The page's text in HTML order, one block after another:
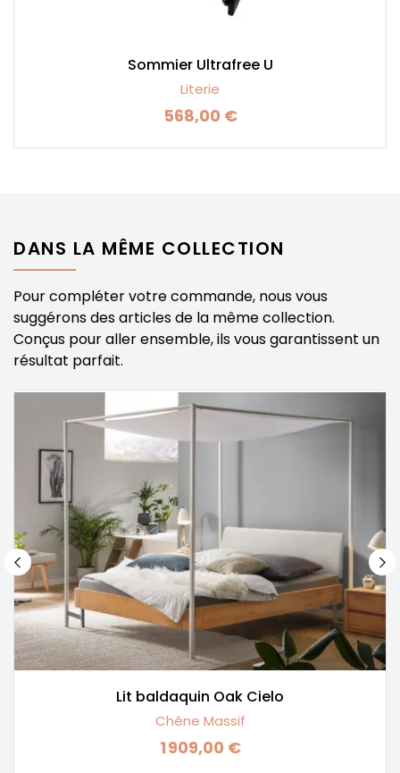
Sommier Ultrafree U
Literie
Prix
568,00 €
DANS LA MÊME COLLECTION
Pour compléter votre commande, nous vous
suggérons des articles de la même collection.
Conçus pour aller ensemble, ils vous garantissent un
résultat parfait.
Lit baldaquin Oak Cielo
Chêne Massif
Prix
1 909,00 €